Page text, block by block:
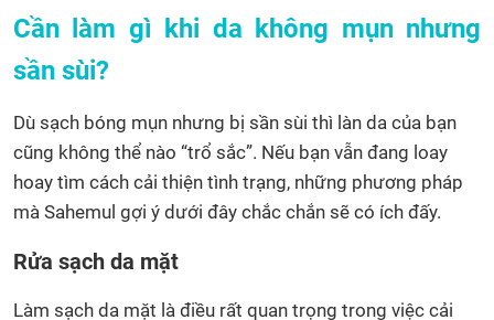
Cần làm gì khi da không mụn nhưng
sần sùi?
Dù sạch bóng mụn nhưng bị sần sùi thì làn da của bạn
cũng không thể nào “trổ sắc”. Nếu bạn vẫn đang loay
hoay tìm cách cải thiện tình trạng, những phương pháp
mà Sahemul gợi ý dưới đây chắc chắn sẽ có ích đấy.
Rửa sạch da mặt
Làm sạch da mặt là điều rất quan trọng trong việc cải